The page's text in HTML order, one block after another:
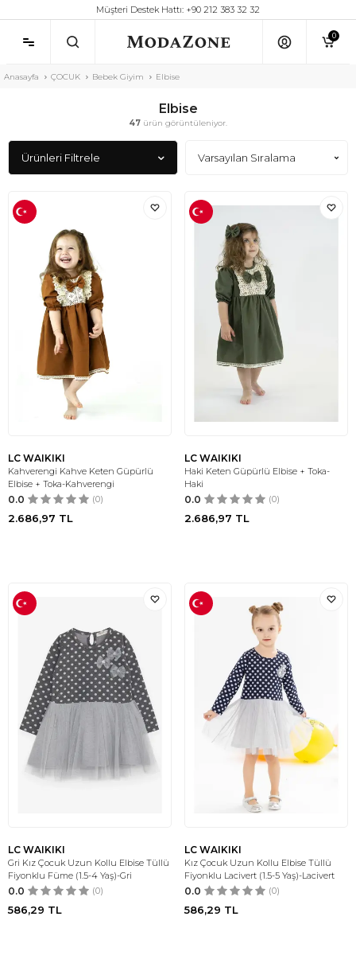
Müşteri Destek Hattı: +90 212 383 32 32
0
Anasayfa ÇOCUK Bebek Giyim Elbise
Elbise
47 ürün görüntüleniyor.
Ürünleri Filtrele
LC WAIKIKI
Kahverengi Kahve Keten Güpürlü
Elbise + Toka-Kahverengi
0.0 (0)
2.686,97 TL
LC WAIKIKI
Haki Keten Güpürlü Elbise + Toka-
Haki
0.0 (0)
2.686,97 TL
LC WAIKIKI
Gri Kız Çocuk Uzun Kollu Elbise Tüllü
Fiyonklu Füme (1.5-4 Yaş)-Gri
0.0 (0)
586,29 TL
LC WAIKIKI
Kız Çocuk Uzun Kollu Elbise Tüllü
Fiyonklu Lacivert (1.5-5 Yaş)-Lacivert
0.0 (0)
586,29 TL